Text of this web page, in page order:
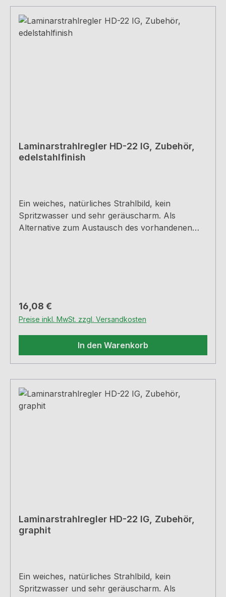
Laminarstrahlregler HD-22 IG, Zubehör,
edelstahlfinish
Ein weiches, natürliches Strahlbild, kein
Spritzwasser und sehr geräuscharm. Als
Alternative zum Austausch des vorhandenen
Regulärer Preis:
16,08 €
Preise inkl. MwSt. zzgl. Versandkosten
In den Warenkorb
Laminarstrahlregler HD-22 IG, Zubehör,
graphit
Ein weiches, natürliches Strahlbild, kein
Spritzwasser und sehr geräuscharm. Als